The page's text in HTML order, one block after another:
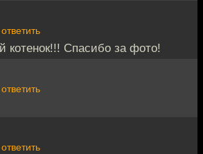
ответить
котенок!!! Спасибо за фото!
ответить
ответить